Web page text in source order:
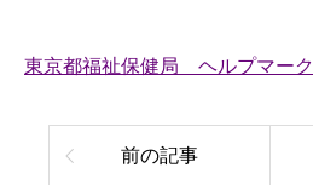
東京都福祉保健局 ヘルプマーク
前の記事